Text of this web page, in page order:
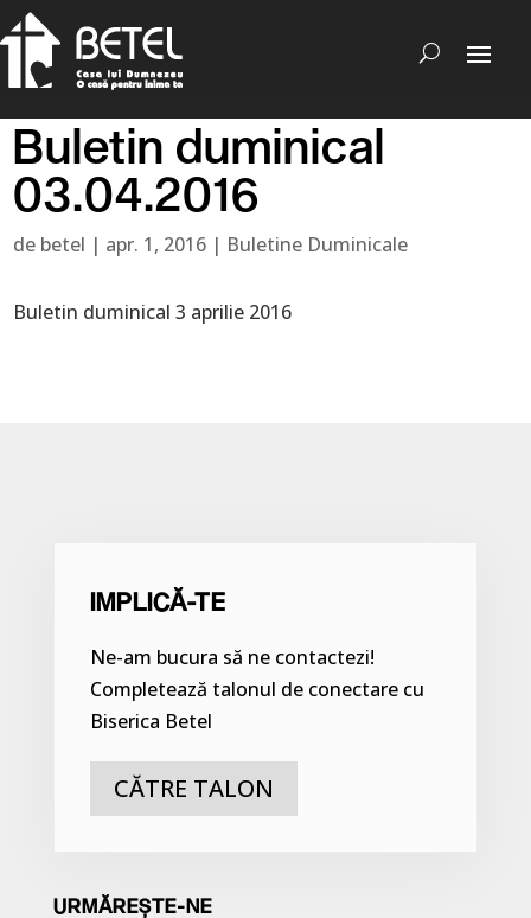
Buletin duminical
03.04.2016
de betel | apr. 1, 2016 | Buletine Duminicale
Buletin duminical 3 aprilie 2016
IMPLICĂ-TE
Ne-am bucura să ne contactezi!
Completează talonul de conectare cu
Biserica Betel
CĂTRE TALON
URMĂREȘTE-NE